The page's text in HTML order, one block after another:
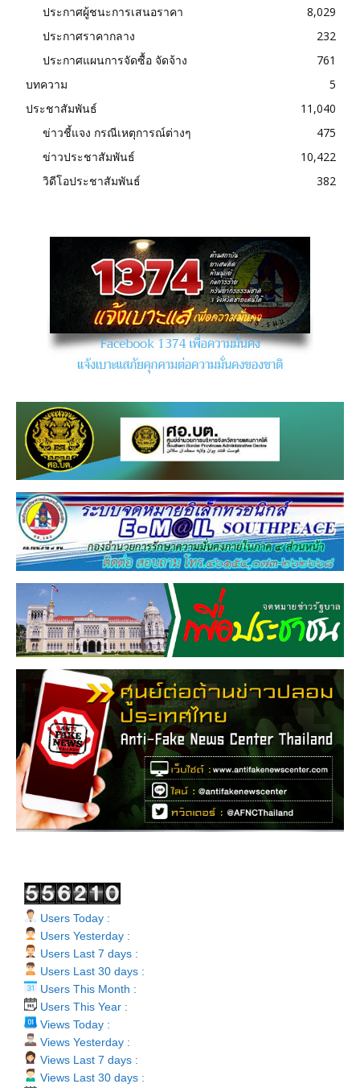
ประกาศผู้ชนะการเสนอราคา
8,029
ประกาศราคากลาง
232
ประกาศแผนการจัดซื้อ จัดจ้าง
761
บทความ
5
ประชาสัมพันธ์
11,040
ข่าวชี้แจง กรณีเหตุการณ์ต่างๆ
475
ข่าวประชาสัมพันธ์
10,422
วิดีโอประชาสัมพันธ์
382
Users Today :
Users Yesterday :
Users Last 7 days :
Users Last 30 days :
Users This Month :
Users This Year :
Views Today :
Views Yesterday :
Views Last 7 days :
Views Last 30 days :